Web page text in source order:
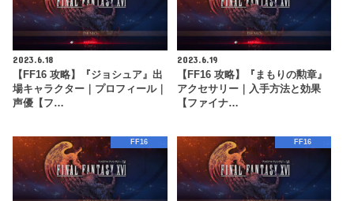
2023.6.18
【FF16 攻略】『ジョシュア』出
場キャラクター｜プロフィール｜
声優【フ…
2023.6.19
【FF16 攻略】『まもりの勲章』
アクセサリー｜入手方法と効果
【ファイナ…
FF16 FF16